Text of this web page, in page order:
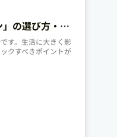
の選び方・チ
す。生活に大きく影
クすべきポイントが